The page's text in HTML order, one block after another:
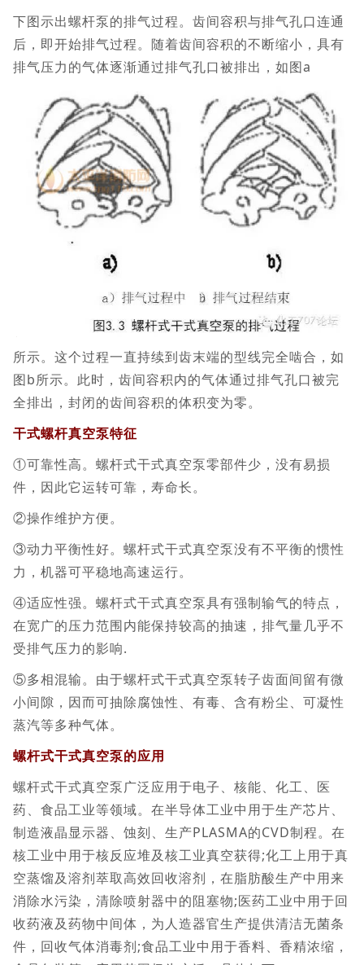
下图示出螺杆泵的排气过程。齿间容积与排气孔口连通
后，即开始排气过程。随着齿间容积的不断缩小，具有
排气压力的气体逐渐通过排气孔口被排出，如图a
所示。这个过程一直持续到齿末端的型线完全啮合，如
图b所示。此时，齿间容积内的气体通过排气孔口被完
全排出，封闭的齿间容积的体积变为零。
干式螺杆真空泵特征
①可靠性高。螺杆式干式真空泵零部件少，没有易损
件，因此它运转可靠，寿命长。
②操作维护方便。
③动力平衡性好。螺杆式干式真空泵没有不平衡的惯性
力，机器可平稳地高速运行。
④适应性强。螺杆式干式真空泵具有强制输气的特点，
在宽广的压力范围内能保持较高的抽速，排气量几乎不
受排气压力的影响.
⑤多相混输。由于螺杆式干式真空泵转子齿面间留有微
小间隙，因而可抽除腐蚀性、有毒、含有粉尘、可凝性
蒸汽等多种气体。
螺杆式干式真空泵的应用
螺杆式干式真空泵广泛应用于电子、核能、化工、医
药、食品工业等领域。在半导体工业中用于生产芯片、
制造液晶显示器、蚀刻、生产PLASMA的CVD制程。在
核工业中用于核反应堆及核工业真空获得;化工上用于真
空蒸馏及溶剂萃取高效回收溶剂，在脂肪酸生产中用来
消除水污染，清除喷射器中的阻塞物;医药工业中用于回
收药液及药物中间体，为人造器官生产提供清洁无菌条
件，回收气体消毒剂;食品工业中用于香料、香精浓缩，